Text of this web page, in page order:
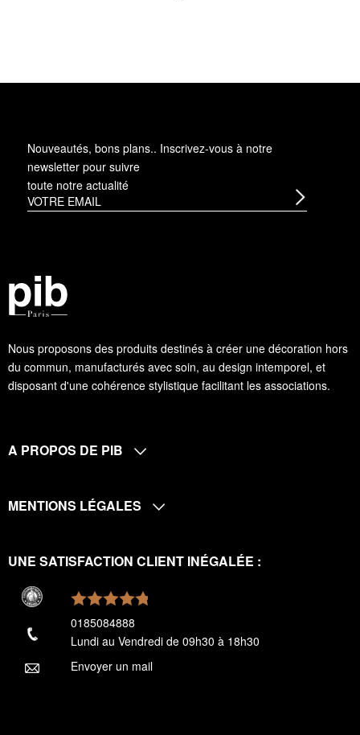
Nous proposons des produits destinés à créer une décoration hors
du commun, manufacturés avec soin, au design intemporel, et
disposant d'une cohérence stylistique facilitant les associations.
Nouveautés, bons plans.. Inscrivez-vous à notre
newsletter pour suivre
toute notre actualité
A PROPOS DE PIB
MENTIONS LÉGALES
UNE SATISFACTION CLIENT INÉGALÉE :
0185084888
Lundi au Vendredi de 09h30 à 18h30
Envoyer un mail